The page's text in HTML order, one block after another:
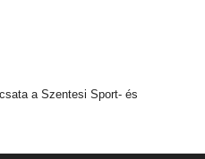
a Szentesi Sport- és